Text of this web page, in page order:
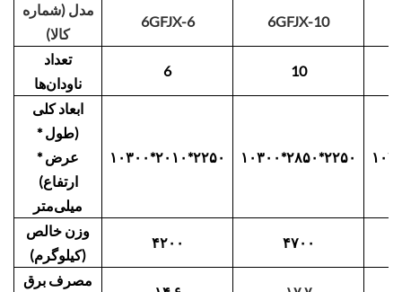
مدل (شماره
کالا)
6GFJX-6 6GFJX-10
تعداد
ناودان‌ها
6 10
ابعاد کلی
(طول *
عرض *
ارتفاع)
میلی‌متر
۱۰۳۰۰*۲۰۱۰*۲۲۵۰ ۱۰۳۰۰*۲۸۵۰*۲۲۵۰
وزن خالص
(کیلوگرم)
۴۲۰۰ ۴۷۰۰
مصرف برق